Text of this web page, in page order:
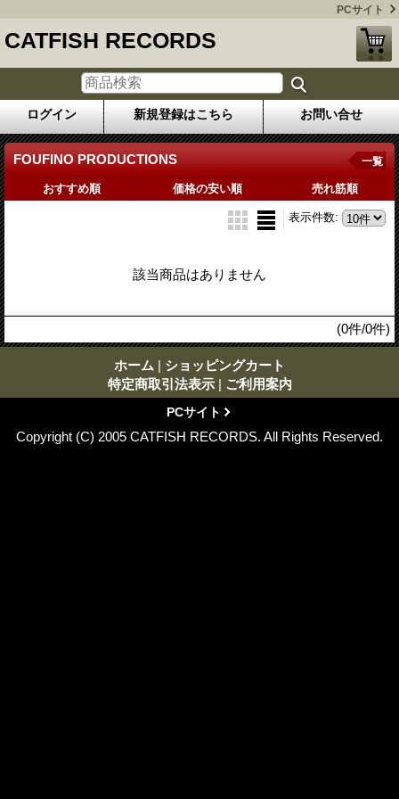
PCサイト
CATFISH RECORDS
ログイン 新規登録はこちら お問い合せ
FOUFINO PRODUCTIONS 一覧
おすすめ順 価格の安い順 売れ筋順
表示件数:
該当商品はありません
(0件/0件)
ホーム | ショッピングカート
特定商取引法表示 | ご利用案内
PCサイト
Copyright (C) 2005 CATFISH RECORDS. All Rights Reserved.